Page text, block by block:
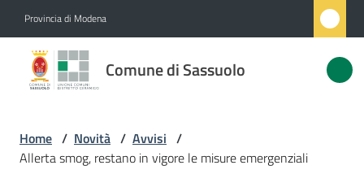
Provincia di Modena
Comune di Sassuolo
Comune
di
Home / Novità / Avvisi /
Allerta smog, restano in vigore le misure emergenziali